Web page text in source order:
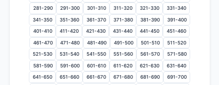
281-290 291-300 301-310 311-320 321-330 331-340
341-350 351-360 361-370 371-380 381-390 391-400
401-410 411-420 421-430 431-440 441-450 451-460
461-470 471-480 481-490 491-500 501-510 511-520
521-530 531-540 541-550 551-560 561-570 571-580
581-590 591-600 601-610 611-620 621-630 631-640
641-650 651-660 661-670 671-680 681-690 691-700